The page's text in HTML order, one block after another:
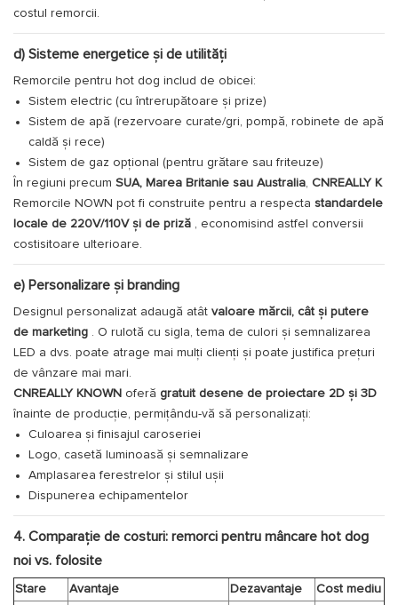
costul remorcii.
d) Sisteme energetice și de utilități
Remorcile pentru hot dog includ de obicei:
Sistem electric (cu întrerupătoare și prize)
Sistem de apă (rezervoare curate/gri, pompă, robinete de apă
caldă și rece)
Sistem de gaz opțional (pentru grătare sau friteuze)
În regiuni precum SUA, Marea Britanie sau Australia, CNREALLY K
Remorcile NOWN pot fi construite pentru a respecta standardele
locale de 220V/110V și de priză , economisind astfel conversii
costisitoare ulterioare.
e) Personalizare și branding
Designul personalizat adaugă atât valoare mărcii, cât și putere
de marketing . O rulotă cu sigla, tema de culori și semnalizarea
LED a dvs. poate atrage mai mulți clienți și poate justifica prețuri
de vânzare mai mari.
CNREALLY KNOWN oferă gratuit desene de proiectare 2D și 3D
înainte de producție, permițându-vă să personalizați:
Culoarea și finisajul caroseriei
Logo, casetă luminoasă și semnalizare
Amplasarea ferestrelor și stilul ușii
Dispunerea echipamentelor
4. Comparație de costuri: remorci pentru mâncare hot dog
noi vs. folosite
Stare Avantaje Dezavantaje
Cost mediu